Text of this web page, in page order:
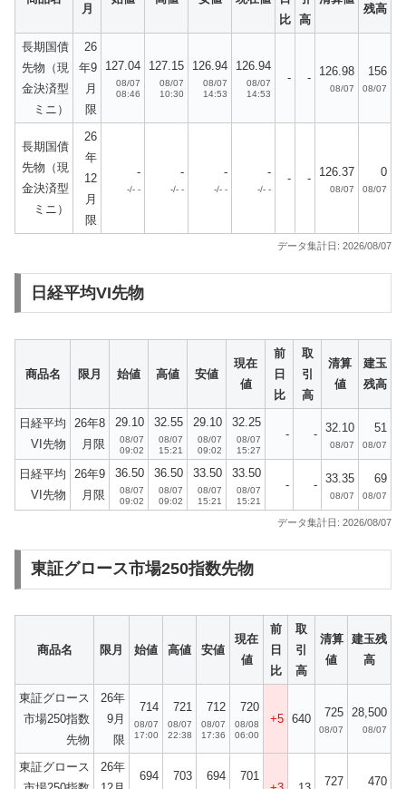
月
比 高
残高
長期国債
先物（現
金決済型
ミニ）
26
年9
月
限
127.04
08/07
08:46
127.15
08/07
10:30
126.94
08/07
14:53
126.94
08/07
14:53
- - 126.98
08/07
156
08/07
長期国債
先物（現
金決済型
ミニ）
26
年
12
月
限
-
-/- -
-
-/- -
-
-/- -
-
-/- -
- - 126.37
08/07
0
08/07
データ集計日: 2026/08/07
日経平均VI先物
商品名 限月 始値 高値 安値
現在
値
前
日
比
取
引
高
清算
値
建玉
残高
日経平均
VI先物
26年8
月限
29.10
08/07
09:02
32.55
08/07
15:21
29.10
08/07
09:02
32.25
08/07
15:27
- - 32.10
08/07
51
08/07
日経平均
VI先物
26年9
月限
36.50
08/07
09:02
36.50
08/07
09:02
33.50
08/07
15:21
33.50
08/07
15:21
- - 33.35
08/07
69
08/07
データ集計日: 2026/08/07
東証グロース市場250指数先物
商品名 限月 始値 高値 安値
現在
値
前
日
比
取
引
高
清算
値
建玉残
高
東証グロース
市場250指数
先物
26年
9月
限
714
08/07
17:00
721
08/07
22:38
712
08/07
17:36
720
08/08
06:00
+5 640 725
08/07
28,500
08/07
東証グロース
26年
694 703 694 701 727 470